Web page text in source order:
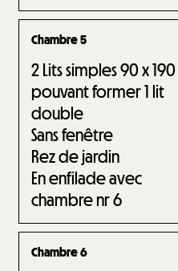
Chambre 5
2Lits simples 90 x 190
pouvant former 1 lit
double
Sans fenêtre
Rez de jardin
En enfilade avec
chambre nr6
Chambre 6